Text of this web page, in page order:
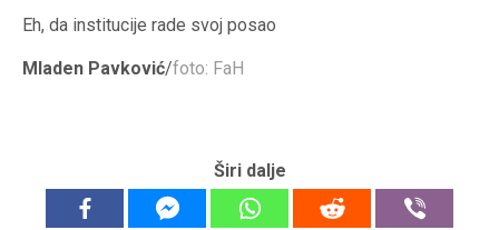
Eh, da institucije rade svoj posao
Mladen Pavković/foto: FaH
Širi dalje